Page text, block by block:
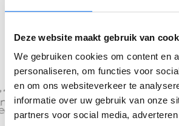
Deze website maakt gebruik van
We gebruiken cookies om content en
personaliseren, om functies voor
en om ons websiteverkeer te
informatie over uw gebruik van onze
partners voor social media,